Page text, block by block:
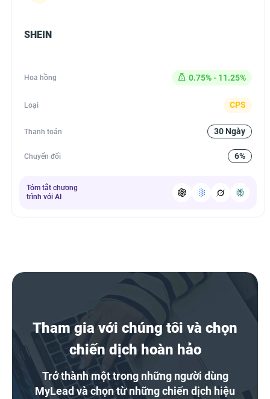
SHEIN
Hoa hồng 0.75% - 11.25%
Loại CPS
Thanh toán 30 Ngày
Chuyển đổi 6%
Tóm tắt chương
trình với AI
Tham gia với chúng tôi và chọn
chiến dịch hoàn hảo
Trở thành một trong những người dùng
MyLead và chọn từ những chiến dịch hiệu